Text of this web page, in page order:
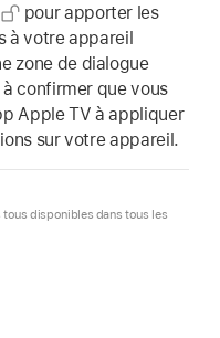
pour apporter les
à votre appareil
zone de dialogue
confirmer que vous
Apple TV à appliquer
sur votre appareil.
disponibles dans tous les